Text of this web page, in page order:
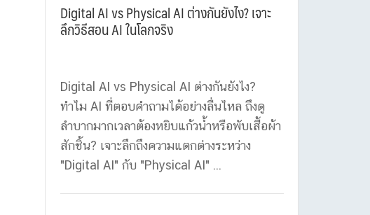
Digital AI vs Physical AI ต่างกันยังไง? เจาะ
ลึกวิธีสอน AI ในโลกจริง
Digital AI vs Physical AI ต่างกันยังไง?
ทำไม AI ที่ตอบคำถามได้อย่างลื่นไหล ถึงดู
ลำบากมากเวลาต้องหยิบแก้วน้ำหรือพับเสื้อผ้า
สักชิ้น? เจาะลึกถึงความแตกต่างระหว่าง
"Digital AI" กับ "Physical AI" ...